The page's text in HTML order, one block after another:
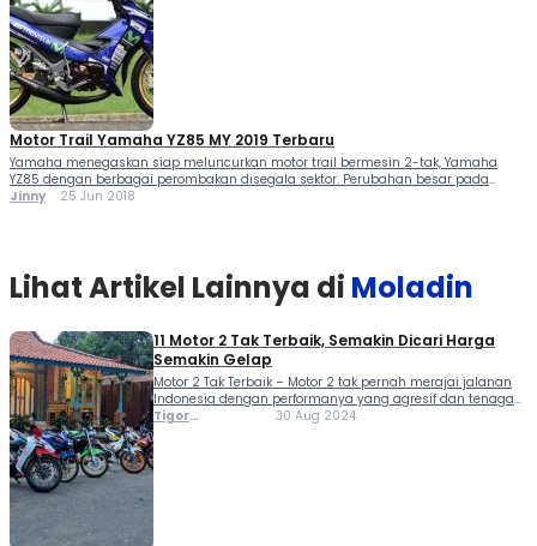
Motor Trail Yamaha YZ85 MY 2019 Terbaru
Yamaha menegaskan siap meluncurkan motor trail bermesin 2-tak, Yamaha
YZ85 dengan berbagai perombakan disegala sektor. Perubahan besar pada
model terbaru, antara lain mesin baru, suspensi dan chasis yang telah direvisi.
Jinny 25 Jun 2018
Lihat Artikel Lainnya di Moladin
11 Motor 2 Tak Terbaik, Semakin Dicari Harga
Semakin Gelap
Motor 2 Tak Terbaik – Motor 2 tak pernah merajai jalanan
Indonesia dengan performanya yang agresif dan tenaga
yang lebih instan. Maka dari itu keunggulan motor 2 tak
Tigor
30 Aug 2024